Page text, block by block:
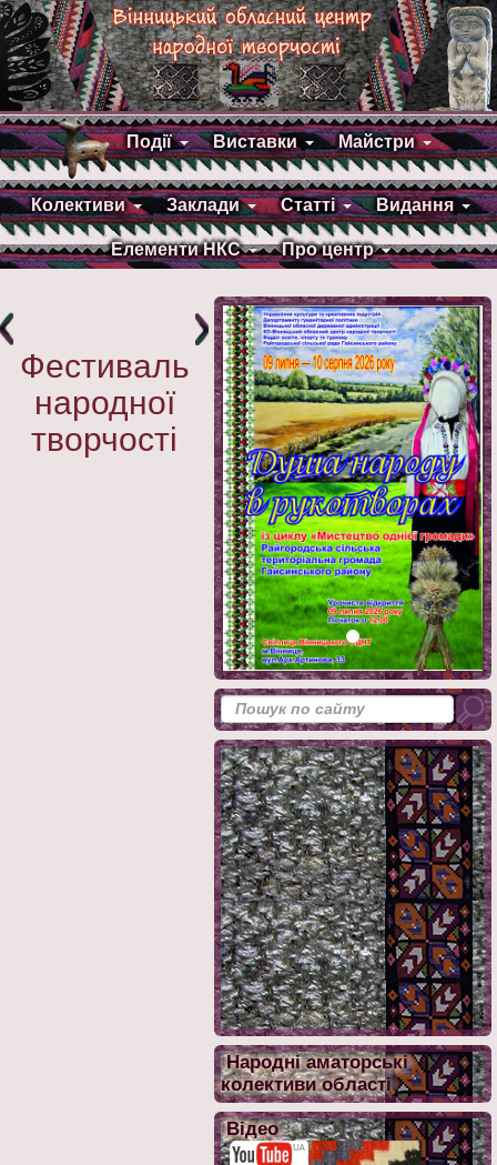
Події Виставки Майстри
Колективи Заклади Статті Видання
Елементи НКС Про центр
Народні аматорські
колективи області
Відео
Фестиваль
народної
творчості